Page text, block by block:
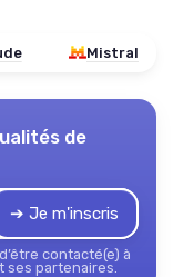
Mistral
de
➔ Je m'inscris
contacté(e) à
ses partenaires.